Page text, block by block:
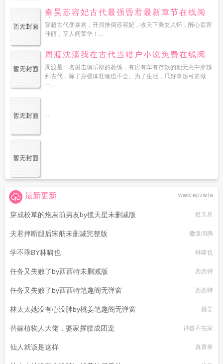
秦昊苏容妃古代最强昏君最新章节在线阅
读
穿越古代变暴君，开局推倒苏容妃，收天下美女入怀，醉心后宫
佳丽，享人间荣华！...
周渡沈溪我在古代当猎户小说免费在线阅
读
周渡是一名射击俱乐部的教练，有房有车有存款的他无意中穿越
到古代，除了身强体壮啥也不会。为了生活，只好拿起弓箭做
一...
...
...
www.epzw.la
最新更新
穿成校草的炮灰前男友by揽天星未删减版 揽天星
夫君摔断腿后宋舫未删减完整版 撒泼闹腾
学不乖BY林啸也 林啸也
任务又失败了by西西特未删减版 西西特
任务又失败了by西西特笔趣阁无弹窗 西西特
林太太她没有心没肺by桃姜笔趣阁无弹窗 桃姜
替嫁植物人大佬，婆家撑腰成团宠 神兽不在家
仙人就该是这样 真费事